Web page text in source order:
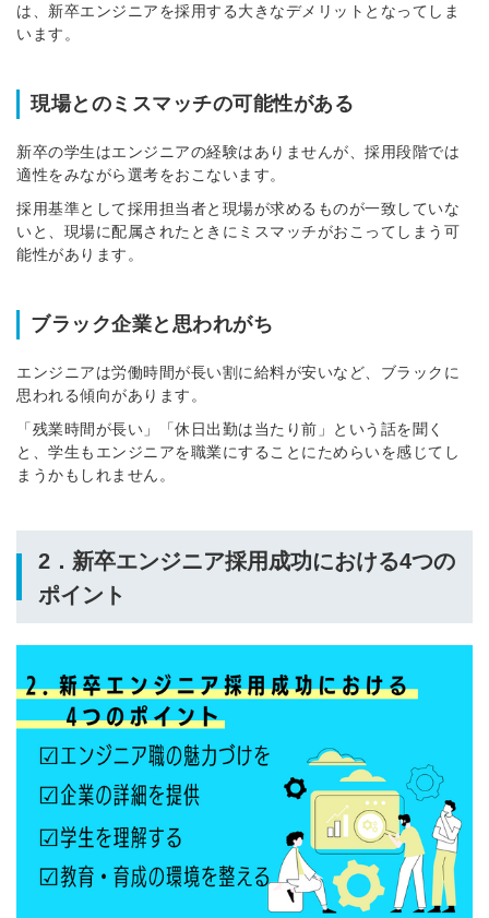
は、新卒エンジニアを採用する大きなデメリットとなってしま
います。
現場とのミスマッチの可能性がある
新卒の学生はエンジニアの経験はありませんが、採用段階では
適性をみながら選考をおこないます。
採用基準として採用担当者と現場が求めるものが一致していな
いと、現場に配属されたときにミスマッチがおこってしまう可
能性があります。
ブラック企業と思われがち
エンジニアは労働時間が長い割に給料が安いなど、ブラックに
思われる傾向があります。
「残業時間が長い」「休日出勤は当たり前」という話を聞く
と、学生もエンジニアを職業にすることにためらいを感じてし
まうかもしれません。
2．新卒エンジニア採用成功における4つの
ポイント